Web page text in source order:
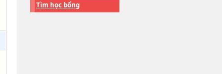
Tìm học bổng